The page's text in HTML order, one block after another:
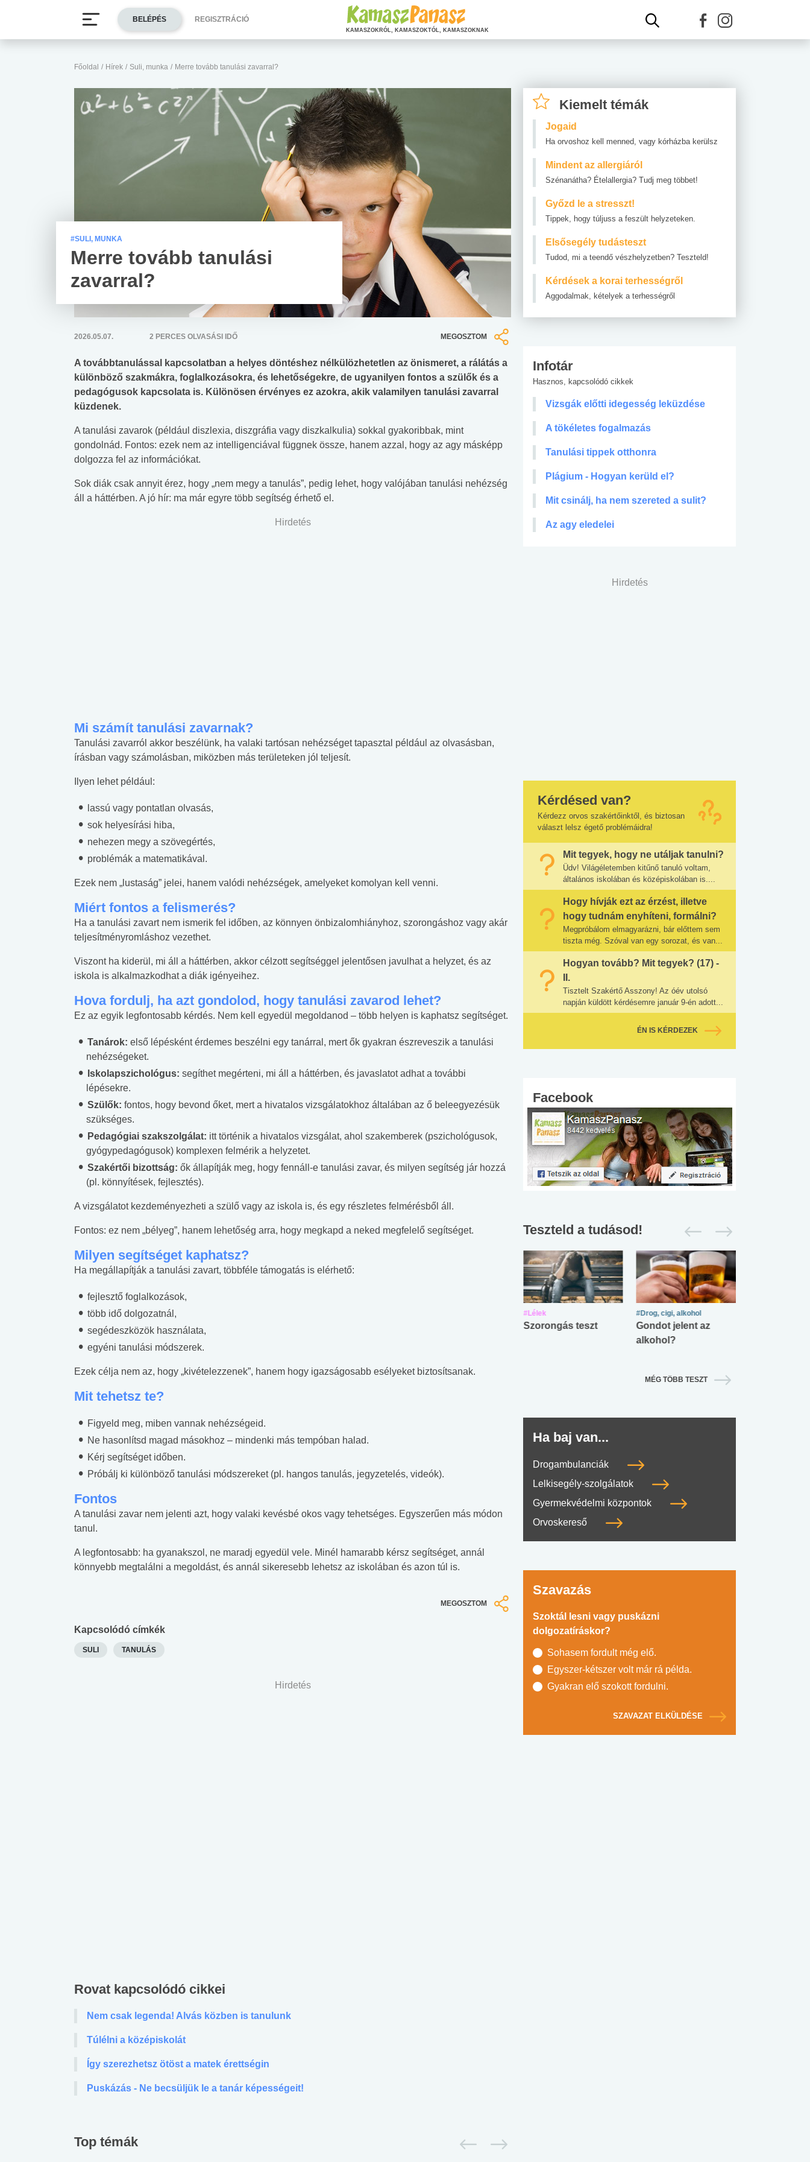
Főoldal / Hírek / Suli, munka / Merre tovább tanulási zavarral?
#SULI, MUNKA
Merre tovább tanulási
zavarral?
2026.05.07. 2 PERCES OLVASÁSI IDŐ MEGOSZTOM
A továbbtanulással kapcsolatban a helyes döntéshez nélkülözhetetlen az önismeret, a rálátás a
különböző szakmákra, foglalkozásokra, és lehetőségekre, de ugyanilyen fontos a szülők és a
pedagógusok kapcsolata is. Különösen érvényes ez azokra, akik valamilyen tanulási zavarral
küzdenek.
A tanulási zavarok (például diszlexia, diszgráfia vagy diszkalkulia) sokkal gyakoribbak, mint
gondolnád. Fontos: ezek nem az intelligenciával függnek össze, hanem azzal, hogy az agy másképp
dolgozza fel az információkat.
Sok diák csak annyit érez, hogy „nem megy a tanulás”, pedig lehet, hogy valójában tanulási nehézség
áll a háttérben. A jó hír: ma már egyre több segítség érhető el.
Hirdetés
Mi számít tanulási zavarnak?
Tanulási zavarról akkor beszélünk, ha valaki tartósan nehézséget tapasztal például az olvasásban,
írásban vagy számolásban, miközben más területeken jól teljesít.
Ilyen lehet például:
lassú vagy pontatlan olvasás,
sok helyesírási hiba,
nehezen megy a szövegértés,
problémák a matematikával.
Ezek nem „lustaság” jelei, hanem valódi nehézségek, amelyeket komolyan kell venni.
Miért fontos a felismerés?
Ha a tanulási zavart nem ismerik fel időben, az könnyen önbizalomhiányhoz, szorongáshoz vagy akár
teljesítményromláshoz vezethet.
Viszont ha kiderül, mi áll a háttérben, akkor célzott segítséggel jelentősen javulhat a helyzet, és az
iskola is alkalmazkodhat a diák igényeihez.
Hova fordulj, ha azt gondolod, hogy tanulási zavarod lehet?
Ez az egyik legfontosabb kérdés. Nem kell egyedül megoldanod – több helyen is kaphatsz segítséget.
Tanárok: első lépésként érdemes beszélni egy tanárral, mert ők gyakran észreveszik a tanulási
nehézségeket.
Iskolapszichológus: segíthet megérteni, mi áll a háttérben, és javaslatot adhat a további
lépésekre.
Szülők: fontos, hogy bevond őket, mert a hivatalos vizsgálatokhoz általában az ő beleegyezésük
szükséges.
Pedagógiai szakszolgálat: itt történik a hivatalos vizsgálat, ahol szakemberek (pszichológusok,
gyógypedagógusok) komplexen felmérik a helyzetet.
Szakértői bizottság: ők állapítják meg, hogy fennáll-e tanulási zavar, és milyen segítség jár hozzá
(pl. könnyítések, fejlesztés).
A vizsgálatot kezdeményezheti a szülő vagy az iskola is, és egy részletes felmérésből áll.
Fontos: ez nem „bélyeg”, hanem lehetőség arra, hogy megkapd a neked megfelelő segítséget.
Milyen segítséget kaphatsz?
Ha megállapítják a tanulási zavart, többféle támogatás is elérhető:
fejlesztő foglalkozások,
több idő dolgozatnál,
segédeszközök használata,
egyéni tanulási módszerek.
Ezek célja nem az, hogy „kivételezzenek”, hanem hogy igazságosabb esélyeket biztosítsanak.
Mit tehetsz te?
Figyeld meg, miben vannak nehézségeid.
Ne hasonlítsd magad másokhoz – mindenki más tempóban halad.
Kérj segítséget időben.
Próbálj ki különböző tanulási módszereket (pl. hangos tanulás, jegyzetelés, videók).
Fontos
A tanulási zavar nem jelenti azt, hogy valaki kevésbé okos vagy tehetséges. Egyszerűen más módon
tanul.
A legfontosabb: ha gyanakszol, ne maradj egyedül vele. Minél hamarabb kérsz segítséget, annál
könnyebb megtalálni a megoldást, és annál sikeresebb lehetsz az iskolában és azon túl is.
MEGOSZTOM
Kapcsolódó címkék
SULI TANULÁS
Hirdetés
Rovat kapcsolódó cikkei
Nem csak legenda! Alvás közben is tanulunk
Túlélni a középiskolát
Így szerezhetsz ötöst a matek érettségin
Puskázás - Ne becsüljük le a tanár képességeit!
Top témák
Kiemelt témák
Jogaid
Ha orvoshoz kell menned, vagy kórházba kerülsz
Mindent az allergiáról
Szénanátha? Ételallergia? Tudj meg többet!
Győzd le a stresszt!
Tippek, hogy túljuss a feszült helyzeteken.
Elsősegély tudásteszt
Tudod, mi a teendő vészhelyzetben? Teszteld!
Kérdések a korai terhességről
Aggodalmak, kételyek a terhességről
Infotár
Hasznos, kapcsolódó cikkek
Vizsgák előtti idegesség leküzdése
A tökéletes fogalmazás
Tanulási tippek otthonra
Plágium - Hogyan kerüld el?
Mit csinálj, ha nem szereted a sulit?
Az agy eledelei
Hirdetés
Kérdésed van?
Kérdezz orvos szakértőinktől, és biztosan
választ lelsz égető problémáidra!
Mit tegyek, hogy ne utáljak tanulni?
Üdv! Világéletemben kitűnő tanuló voltam,
általános iskolában és középiskolában is....
Hogy hívják ezt az érzést, illetve
hogy tudnám enyhíteni, formálni?
Megpróbálom elmagyarázni, bár előttem sem
tiszta még. Szóval van egy sorozat, és van...
Hogyan tovább? Mit tegyek? (17) -
II.
Tisztelt Szakértő Asszony! Az óév utolsó
napján küldött kérdésemre január 9-én adott...
ÉN IS KÉRDEZEK
Facebook
Teszteld a tudásod!
#Zöldövezet
Mekkora az ökológiai
Elsősegély
#Lélek
Szorongás teszt
#Drog, cigi, alkohol
Gondot jelent az
alkohol?
MÉG TÖBB TESZT
Ha baj van...
Drogambulanciák
Lelkisegély-szolgálatok
Gyermekvédelmi központok
Orvoskereső
Szavazás
Szoktál lesni vagy puskázni
dolgozatíráskor?
Sohasem fordult még elő.
Egyszer-kétszer volt már rá példa.
Gyakran elő szokott fordulni.
SZAVAZAT ELKÜLDÉSE
BELÉPÉS REGISZTRÁCIÓ
KAMASZOKRÓL, KAMASZOKTÓL, KAMASZOKNAK